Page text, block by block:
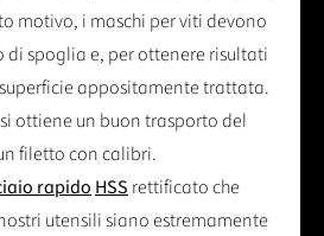
motivo, i maschi per viti devono
spoglia e, per ottenere risultati
appositamente trattata.
ottiene un buon trasporto del
filetto con calibri.
rapidoHSSrettificato che
utensili siano estremamente